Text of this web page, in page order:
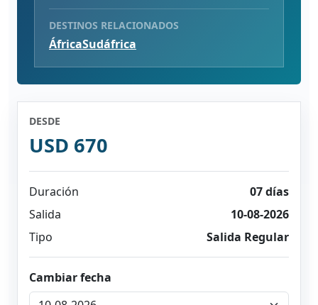
DESTINOS RELACIONADOS
ÁfricaSudáfrica
DESDE
USD 670
Duración
07 días
Salida
10-08-2026
Tipo
Salida Regular
Cambiar fecha